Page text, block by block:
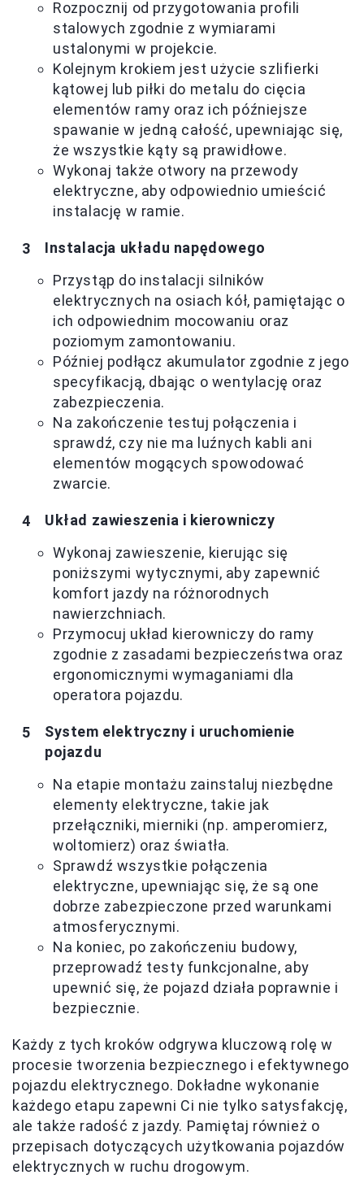
Rozpocznij od przygotowania profili
stalowych zgodnie z wymiarami
ustalonymi w projekcie.
Kolejnym krokiem jest użycie szlifierki
kątowej lub piłki do metalu do cięcia
elementów ramy oraz ich późniejsze
spawanie w jedną całość, upewniając się,
że wszystkie kąty są prawidłowe.
Wykonaj także otwory na przewody
elektryczne, aby odpowiednio umieścić
instalację w ramie.
Instalacja układu napędowego
Przystąp do instalacji silników
elektrycznych na osiach kół, pamiętając o
ich odpowiednim mocowaniu oraz
poziomym zamontowaniu.
Później podłącz akumulator zgodnie z jego
specyfikacją, dbając o wentylację oraz
zabezpieczenia.
Na zakończenie testuj połączenia i
sprawdź, czy nie ma luźnych kabli ani
elementów mogących spowodować
zwarcie.
Układ zawieszenia i kierowniczy
Wykonaj zawieszenie, kierując się
poniższymi wytycznymi, aby zapewnić
komfort jazdy na różnorodnych
nawierzchniach.
Przymocuj układ kierowniczy do ramy
zgodnie z zasadami bezpieczeństwa oraz
ergonomicznymi wymaganiami dla
operatora pojazdu.
System elektryczny i uruchomienie
pojazdu
Na etapie montażu zainstaluj niezbędne
elementy elektryczne, takie jak
przełączniki, mierniki (np. amperomierz,
woltomierz) oraz światła.
Sprawdź wszystkie połączenia
elektryczne, upewniając się, że są one
dobrze zabezpieczone przed warunkami
atmosferycznymi.
Na koniec, po zakończeniu budowy,
przeprowadź testy funkcjonalne, aby
upewnić się, że pojazd działa poprawnie i
bezpiecznie.
Każdy z tych kroków odgrywa kluczową rolę w
procesie tworzenia bezpiecznego i efektywnego
pojazdu elektrycznego. Dokładne wykonanie
każdego etapu zapewni Ci nie tylko satysfakcję,
ale także radość z jazdy. Pamiętaj również o
przepisach dotyczących użytkowania pojazdów
elektrycznych w ruchu drogowym.